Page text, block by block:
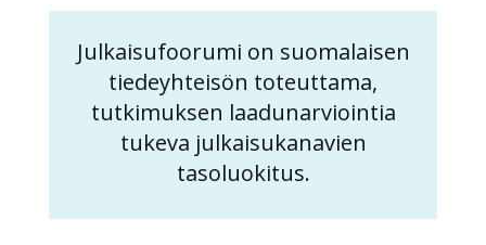
Content
markup
Julkaisufoorumi on suomalaisen
tiedeyhteisön toteuttama,
tutkimuksen laadunarviointia
tukeva julkaisukanavien
tasoluokitus.